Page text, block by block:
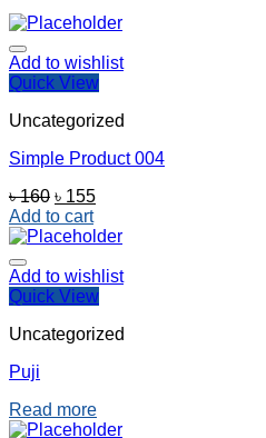
Add to wishlist
Quick View
Uncategorized
Simple Product 004
৳160 Original
price
was:
৳ 155Current
is:
Add to cart
Add to wishlist
Quick View
Uncategorized
Puji
Read more